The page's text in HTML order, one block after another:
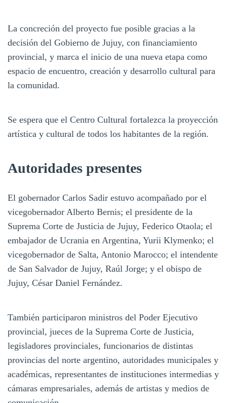
La concreción del proyecto fue posible gracias a la
decisión del Gobierno de Jujuy, con financiamiento
provincial, y marca el inicio de una nueva etapa como
espacio de encuentro, creación y desarrollo cultural para
la comunidad.
Se espera que el Centro Cultural fortalezca la proyección
artística y cultural de todos los habitantes de la región.
Autoridades presentes
El gobernador Carlos Sadir estuvo acompañado por el
vicegobernador Alberto Bernis; el presidente de la
Suprema Corte de Justicia de Jujuy, Federico Otaola; el
embajador de Ucrania en Argentina, Yurii Klymenko; el
vicegobernador de Salta, Antonio Marocco; el intendente
de San Salvador de Jujuy, Raúl Jorge; y el obispo de
Jujuy, César Daniel Fernández.
También participaron ministros del Poder Ejecutivo
provincial, jueces de la Suprema Corte de Justicia,
legisladores provinciales, funcionarios de distintas
provincias del norte argentino, autoridades municipales y
académicas, representantes de instituciones intermedias y
cámaras empresariales, además de artistas y medios de